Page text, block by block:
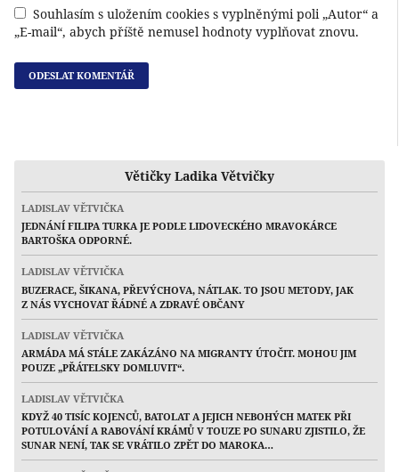
Souhlasím s uložením cookies s vyplněnými poli „Autor“ a
„E-mail“, abych příště nemusel hodnoty vyplňovat znovu.
Větičky Ladika Větvičky
LADISLAV VĚTVIČKA
JEDNÁNÍ FILIPA TURKA JE PODLE LIDOVECKÉHO MRAVOKÁRCE
BARTOŠKA ODPORNÉ.
LADISLAV VĚTVIČKA
BUZERACE, ŠIKANA, PŘEVÝCHOVA, NÁTLAK. TO JSOU METODY, JAK
Z NÁS VYCHOVAT ŘÁDNÉ A ZDRAVÉ OBČANY
LADISLAV VĚTVIČKA
ARMÁDA MÁ STÁLE ZAKÁZÁNO NA MIGRANTY ÚTOČIT. MOHOU JIM
POUZE „PŘÁTELSKY DOMLUVIT“.
LADISLAV VĚTVIČKA
KDYŽ 40 TISÍC KOJENCŮ, BATOLAT A JEJICH NEBOHÝCH MATEK PŘI
POTULOVÁNÍ A RABOVÁNÍ KRÁMŮ V TOUZE PO SUNARU ZJISTILO, ŽE
SUNAR NENÍ, TAK SE VRÁTILO ZPĚT DO MAROKA…